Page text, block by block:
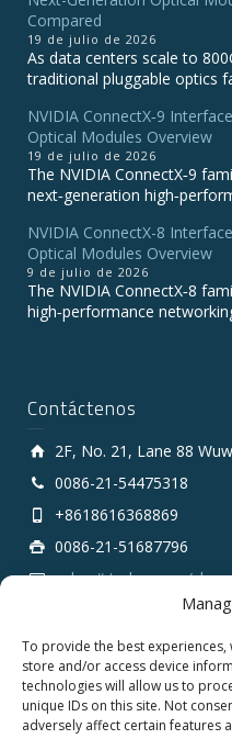
To provide the best
store and/or access device
technologies will allow us to
unique IDs on this site. Not
adversely affect certain features
Compared
19 de julio de 2026
As data centers scale to
traditional pluggable optics
NVIDIA ConnectX‑9
Optical Modules Overview
19 de julio de 2026
The NVIDIA ConnectX‑9
next‑generation
NVIDIA ConnectX-8
Optical Modules Overview
9 de julio de 2026
The NVIDIA ConnectX‑8
high‑performance
Contáctenos
2F, No. 21, Lane 88
0086-21-54475318
+8618616368869
0086-21-51687796
sales # tarluz.com
Copyright 2025 © SHANGHAI